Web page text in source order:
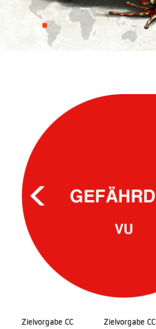
Zielvorgabe CC
Zielvorgabe CC